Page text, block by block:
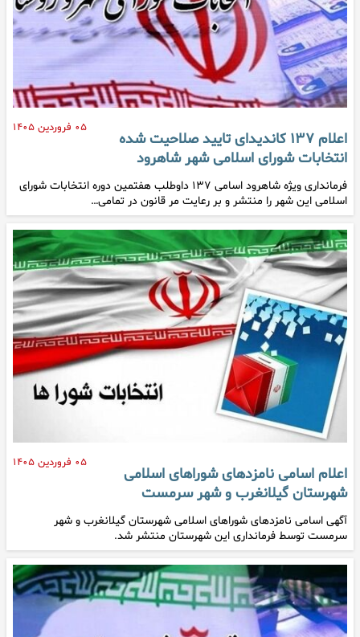
۰۵ فروردین ۱۴۰۵
اعلام ۱۳۷ کاندیدای تایید صلاحیت شده
انتخابات شورای اسلامی شهر شاهرود
فرمانداری ویژه شاهرود اسامی ۱۳۷ داوطلب هفتمین دوره انتخابات شورای
اسلامی این شهر را منتشر و بر رعایت مر قانون در تمامی…
۰۵ فروردین ۱۴۰۵
اعلام اسامی نامزدهای شوراهای اسلامی
شهرستان گیلانغرب و شهر سرمست
آگهی اسامی نامزدهای شوراهای اسلامی شهرستان گیلانغرب و شهر
سرمست توسط فرمانداری این شهرستان منتشر شد.